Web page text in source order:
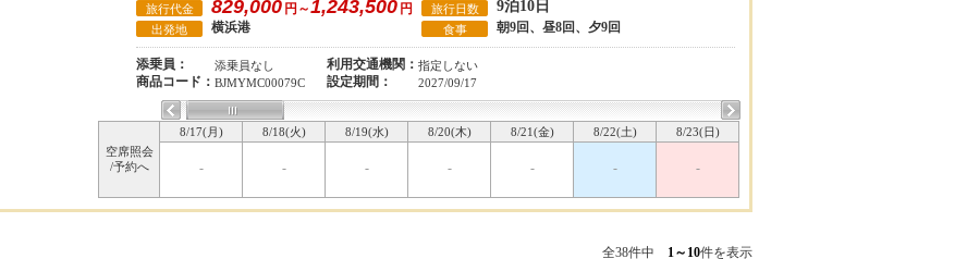
旅行代金 829,000 円～1,243,500 円 旅行日数 9泊10日
出発地 横浜港 食事 朝9回、昼8回、夕9回
添乗員： 添乗員なし 利用交通機関： 指定しない
商品コード： BJMYMC00079C 設定期間： 2027/09/17
空席照会
/予約へ
8/17(月) 8/18(火) 8/19(水) 8/20(木) 8/21(金) 8/22(土) 8/23(日)
- - - - - - -
全38件中 1～10件を表示